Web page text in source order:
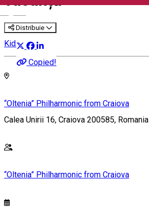
Distribuie
Copied!
Kids' event
“Oltenia” Philharmonic from Craiova
Calea Unirii 16, Craiova 200585, Romania
“Oltenia” Philharmonic from Craiova